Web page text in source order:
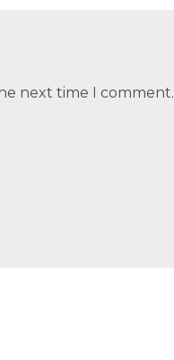
next time I comment.